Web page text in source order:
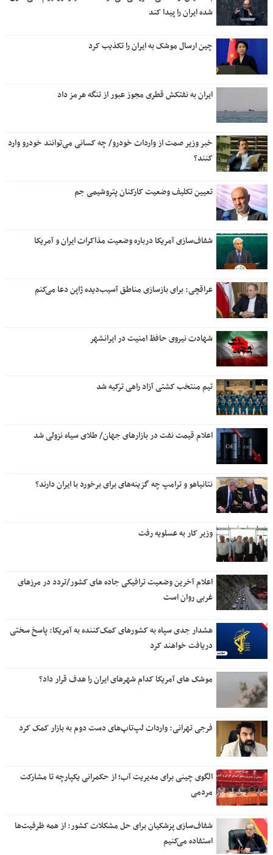
شده ایران را پیدا کند
چین ارسال موشک به ایران را تکذیب کرد
ایران به نفتکش قطری مجوز عبور از تنگه هرمز داد
خبر وزیر صمت از واردات خودرو/ چه کسانی می‌توانند خودرو وارد
کنند؟
تعیین تکلیف وضعیت کارکنان پتروشیمی جم
شفاف‌سازی آمریکا درباره وضعیت مذاکرات ایران و آمریکا
عراقچی: برای بازسازی مناطق آسیب‌دیده ژاپن دعا می‌کنم
شهادت نیروی حافظ امنیت در ایرانشهر
تیم منتخب کشتی آزاد راهی ترکیه شد
اعلام قیمت نفت در بازارهای جهان/ طلای سیاه نزولی شد
نتانیاهو و ترامپ چه گزینه‌های برای برخورد با ایران دارند؟
وزیر کار به عسلویه رفت
اعلام آخرین وضعیت ترافیکی جاده های کشور/تردد در مرزهای
غربی روان است
هشدار جدی سپاه به کشورهای کمک‌کننده به آمریکا: پاسخ سختی
دریافت خواهند کرد
موشک های آمریکا کدام شهرهای ایران را هدف قرار داد؟
فرجی تهرانی: واردات لپ‌تاپ‌های دست دوم به بازار کمک کرد
الگوی چینی برای مدیریت آب؛ از حکمرانی یکپارچه تا مشارکت
مردمی
شفاف‌سازی پزشکیان برای حل مشکلات کشور: از همه ظرفیت‌ها
استفاده می‌کنیم